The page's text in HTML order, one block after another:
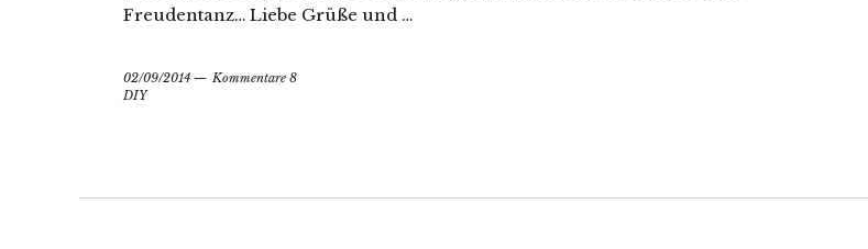
Freudentanz… Liebe Grüße und …
02/09/2014
Kommentare 8
DIY